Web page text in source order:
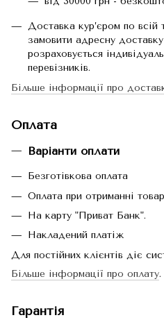
Доставка кур’єром по всій
замовити адресну доставку
розраховується
перевізників.
Більше інформації про
Оплата
Варіанти оплати
Безготівкова оплата
Оплата при отриманні
На карту "Приват Банк".
Накладений платіж
Для постійних клієнтів діє
Більше інформації про оплату.
Гарантія